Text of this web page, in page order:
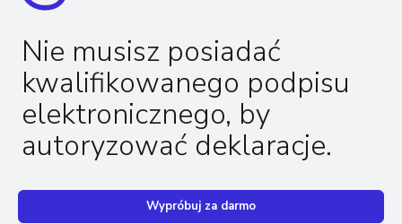
Nie musisz posiadać
kwalifikowanego podpisu
elektronicznego, by
autoryzować deklaracje.
Wypróbuj za darmo